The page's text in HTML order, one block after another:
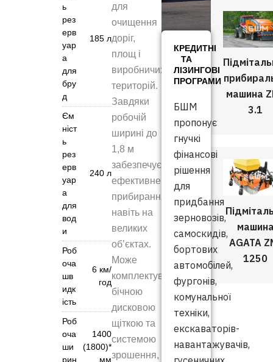
ь
рез
ерв
уар
а
для
бру
д
185 л
Єм
ніст
ь
рез
ерв
уар
а
для
вод
и
240 л
Роб
оча
шв
идк
ість
6 км/
год
Роб
оча
ши
рин
1400
(1800)*
мм
для
очищення
доріг,
площ і
виробничих
територій.
Завдяки
робочій
ширині до
1,8 м
забезпечує
ефективне
прибирання
навіть на
великих
об’єктах.
Може
комплектуватися
бічною
дисковою
щіткою та
системою
зрошення,
КРЕДИТНІ
ТА
ЛІЗИНГОВІ
ПРОГРАМИ
БШМ
пропонує
гнучкі
фінансові
рішення
для
придбання
зерновозів,
самоскидів,
бортових
автомобілей,
фургонів,
комунальної
техніки,
екскаваторів-
навантажувачів,
машина
3.1
AGATA
1250